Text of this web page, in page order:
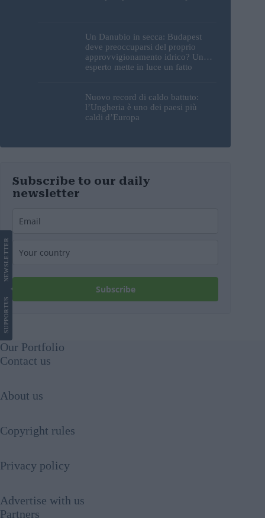
Un Danubio in secca: Budapest
deve preoccuparsi del proprio
approvvigionamento idrico? Un
esperto mette in luce un fatto
Nuovo record di caldo battuto:
l’Ungheria è uno dei paesi più
caldi d’Europa
Subscribe to our daily
newsletter
Subscribe
SUPPORT
US
NEWS
LETTER
Our Portfolio
Contact us
About us
Copyright rules
Privacy policy
Advertise with us
Partners